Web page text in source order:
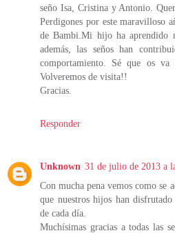
seño Isa, Cristina y Antonio.
Perdigones por este maravilloso
de Bambi.Mi hijo ha aprendido
además, las seños han
comportamiento. Sé que os va
Volveremos de visita!!
Gracias.
Responder
Unknown 31 de julio de 2013 a
Con mucha pena vemos como se
que nuestros hijos han
de cada día.
Muchísimas gracias a todas las